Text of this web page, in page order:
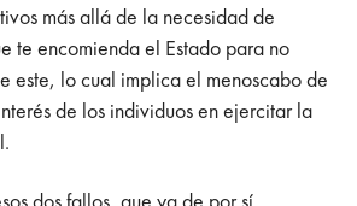
más allá de la necesidad de
te encomienda el Estado para no
este, lo cual implica el menoscabo de
de los individuos en ejercitar la
dos fallos, que ya de por sí